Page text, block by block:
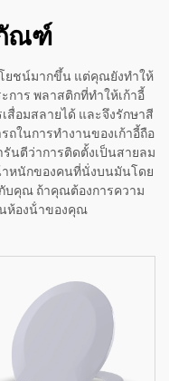
ณฑ์
ยชน์มากขึ้น แต่คุณยังทําให้
าร พลาสติกที่ทําให้เก้าอี้
สื่อมสลายได้ และจึงรักษาสี
ถในการทํางานของเก้าอี้ถือ
นตีว่าการติดตั้งเป็นสายลม
หนักของคนที่นั่งบนมันโดย
บคุณ ถ้าคุณต้องการความ
ห้องน้ําของคุณ